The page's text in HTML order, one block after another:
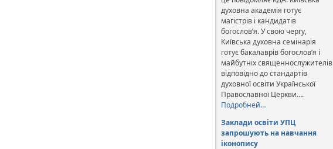
духовна академія готує
магістрів і кандидатів
богослов’я. У свою чергу,
Київська духовна семінарія
готує бакалаврів богослов’я і
майбутніх священнослужителів
відповідно до стандартів
духовної освіти Української
Православної Церкви….
Подробней…
Заклади освіти УПЦ
запрошують на навчання
іконопису